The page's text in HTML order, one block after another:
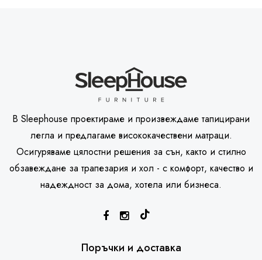
В Sleephouse проектираме и произвеждаме тапицирани
легла и предлагаме висококачествени матраци.
Осигуряваме цялостни решения за сън, както и стилно
обзавеждане за трапезария и хол - с комфорт, качество и
надеждност за дома, хотела или бизнеса.
Поръчки и доставка
SleepHouse асистент